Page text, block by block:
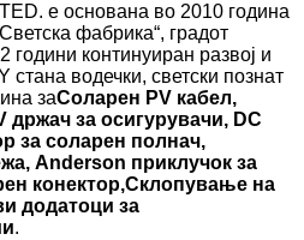
е основана во 2010 година
фабрика“, градот
години континуиран развој и
водечки, светски познат
заСоларен PV кабел,
држач за осигурувачи, DC
за соларен полнач,
Anderson приклучок за
конектор,Склопување на
додатоци за
.